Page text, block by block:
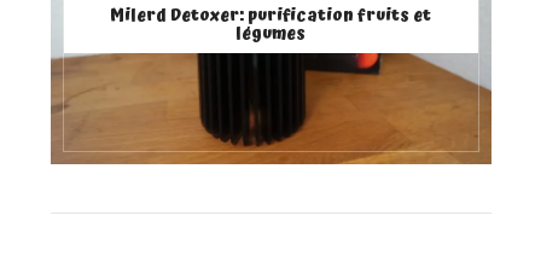
Milerd Detoxer: purification fruits et
légumes